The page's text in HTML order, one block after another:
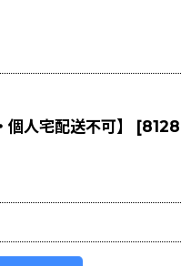
人宅配送不可】 [